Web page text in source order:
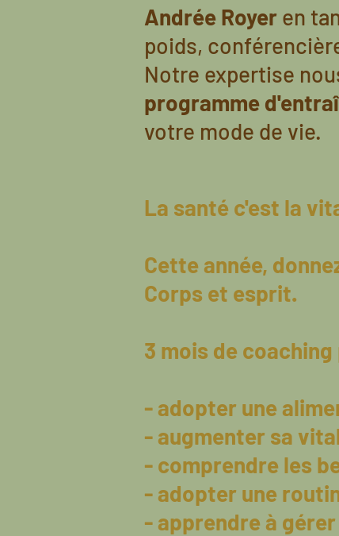
Andrée Royer en
poids,
Notre expertise
programme
votre mode de vie.
La santé c'est la
Cette année,
Corps et esprit.
3 mois de
- adopter une
- augmenter sa
- comprendre les
- adopter une
- apprendre à